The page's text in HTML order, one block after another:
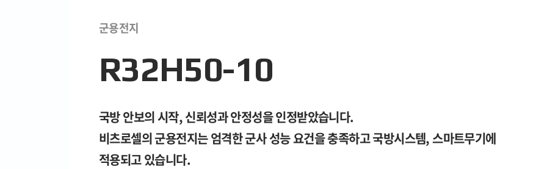
군용전지
R32H50-10
국방 안보의 시작, 신뢰성과 안정성을 인정받았습니다.
비츠로셀의 군용전지는 엄격한 군사 성능 요건을 충족하고 국방시스템, 스마트무기에
적용되고 있습니다.